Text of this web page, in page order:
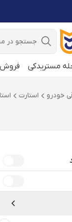
جستجو
مستریدکی فروش
خودرو استارت